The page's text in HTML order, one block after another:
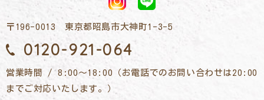
〒196-0013 東京都昭島市大神町1-3-5
0120-921-064
営業時間 / 8:00～18:00（お電話でのお問い合わせは20:00
までご対応いたします。）